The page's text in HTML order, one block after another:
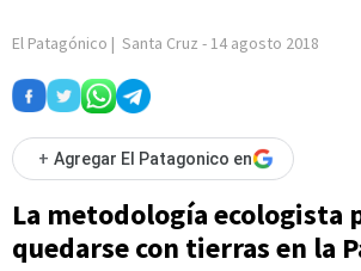
El Patagónico | Santa Cruz - 14 agosto 2018
+ Agregar El Patagonico en
La metodología ecologista
quedarse con tierras en la